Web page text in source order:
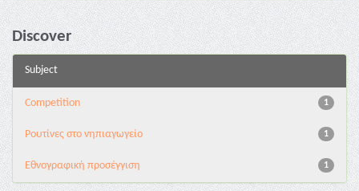
Discover
Subject
1
Competition
1
Pουτίνες στο νηπιαγωγείο
1
Εθνογραφική προσέγγιση